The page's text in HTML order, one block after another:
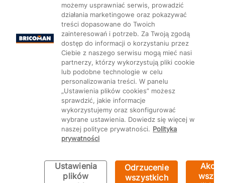
Mapa Strony: Kategorie Produkty Marki CMS
Ustawienia plików cookie
możemy usprawniać serwis, prowadzić
działania marketingowe oraz pokazywać
treści dopasowane do Twoich
zainteresowań i potrzeb. Za Twoją zgodą
dostęp do informacji o korzystaniu przez
Ciebie z naszego serwisu mogą mieć nasi
partnerzy, którzy wykorzystują pliki cookie
lub podobne technologie w celu
personalizowania treści. W panelu
„Ustawienia plików cookies” możesz
sprawdzić, jakie informacje
wykorzystujemy oraz skonfigurować
wybrane ustawienia. Dowiedz się więcej w
naszej polityce prywatności. Polityka
prywatności
Ustawienia
plików
Odrzucenie
wszystkich